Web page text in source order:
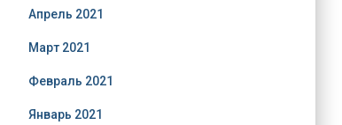
Апрель 2021
Март 2021
Февраль 2021
Январь 2021